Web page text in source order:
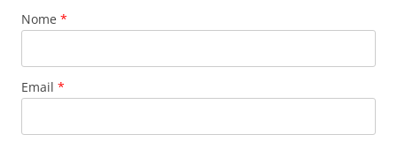
Nome *
Email *